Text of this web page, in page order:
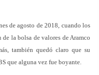
de agosto de 2018, cuando los
la bolsa de valores de Aramco
también quedó claro que su
que alguna vez fue boyante.